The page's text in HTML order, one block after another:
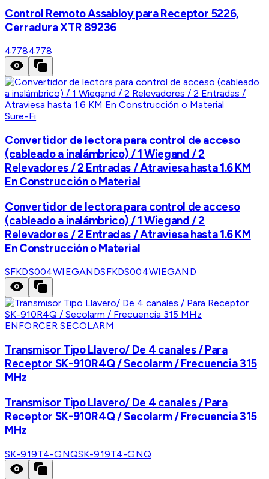
Control Remoto Assabloy para Receptor 5226,
Cerradura XTR 89236
47784778
Sure-Fi
Convertidor de lectora para control de acceso
(cableado a inalámbrico) / 1 Wiegand / 2
Relevadores / 2 Entradas / Atraviesa hasta 1.6 KM
En Construcción o Material
Convertidor de lectora para control de acceso
(cableado a inalámbrico) / 1 Wiegand / 2
Relevadores / 2 Entradas / Atraviesa hasta 1.6 KM
En Construcción o Material
SFKDS004WIEGANDSFKDS004WIEGAND
ENFORCER SECOLARM
Transmisor Tipo Llavero/ De 4 canales / Para
Receptor SK-910R4Q / Secolarm / Frecuencia 315
MHz
Transmisor Tipo Llavero/ De 4 canales / Para
Receptor SK-910R4Q / Secolarm / Frecuencia 315
MHz
SK-919T4-GNQSK-919T4-GNQ